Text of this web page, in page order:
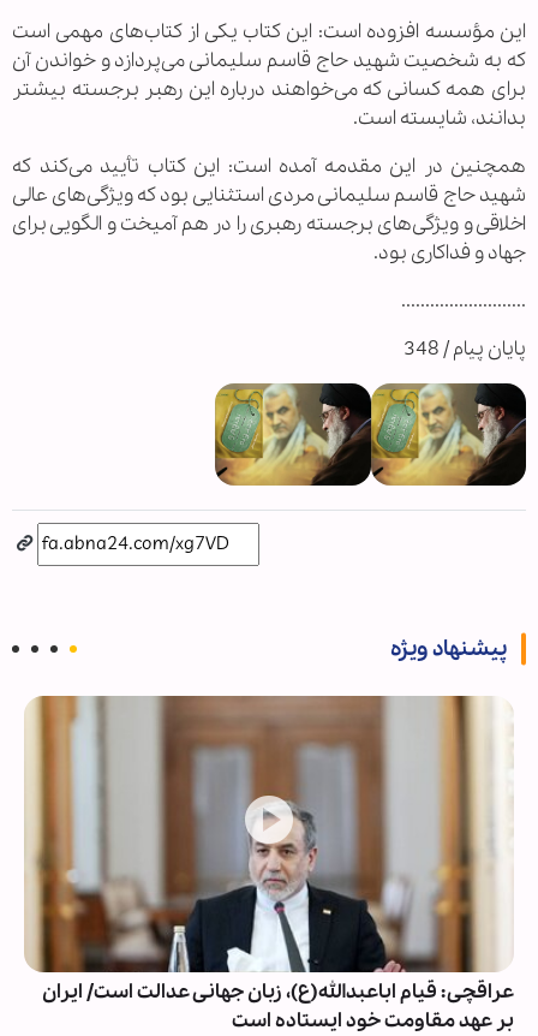
این مؤسسه افزوده است: این کتاب یکی از کتاب‌های مهمی است
که به شخصیت شهید حاج قاسم سلیمانی می‌پردازد و خواندن آن
برای همه کسانی که می‌خواهند درباره این رهبر برجسته بیشتر
بدانند، شایسته است.
همچنین در این مقدمه آمده است: این کتاب تأیید می‌کند که
شهید حاج قاسم سلیمانی مردی استثنایی بود که ویژگی‌های عالی
اخلاقی و ویژگی‌های برجسته رهبری را در هم آمیخت و الگویی برای
جهاد و فداکاری بود.
..........................
پایان پیام / 348
پیشنهاد ویژه
عراقچی: قیام اباعبدالله(ع)، زبان جهانی عدالت است/ ایران
بر عهد مقاومت خود ایستاده است